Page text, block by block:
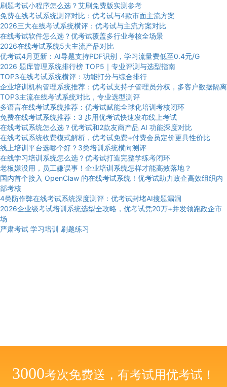
刷题考试小程序怎么选？艾刷免费版实测参考
免费在线考试系统测评对比：优考试与4款市面主流方案
2026三大在线考试系统横评：优考试与主流方案对比
在线考试软件怎么选？优考试覆盖多行业考核全场景
2026在线考试系统5大主流产品对比
优考试4月更新：AI导题支持PDF识别，学习流量费低至0.4元/G
2026 题库管理系统排行榜 TOP5｜专业评测与选型指南
TOP3在线考试系统横评：功能打分与综合排行
企业培训机构管理系统推荐：优考试支持子管理员分权，多客户数据隔离
TOP3主流在线考试系统对比，专业选型测评
多语言在线考试系统推荐：优考试赋能全球化培训考核闭环
免费在线考试系统推荐：3 步用优考试快速发布线上考试
在线考试系统怎么选？优考试和2款友商产品 AI 功能深度对比
在线考试系统收费模式解析，优考试免费+付费会员定价更具性价比
线上培训平台选哪个好？3类培训系统横向测评
在线学习培训系统怎么选？优考试打造完整学练考闭环
老板嫌没用，员工嫌误事！企业培训系统怎样才能高效落地？
国内首个接入 OpenClaw 的在线考试系统！优考试助力政企高效组织内
部考核
4类防作弊在线考试系统深度测评：优考试封堵AI搜题漏洞
2026企业级考试培训系统选型全攻略，优考试凭20万+并发领跑政企市
场
严肃考试 学习培训 刷题练习
3000考次免费送，有考试用优考试！